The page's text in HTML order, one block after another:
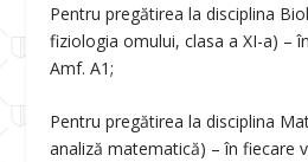
Pentru pregătirea la disciplina
fiziologia omului, clasa a XI-a) –
Amf. A1;
Pentru pregătirea la disciplina
analiză matematică) – în fiecare